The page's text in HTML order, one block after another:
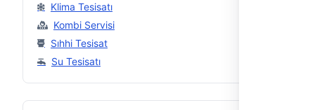
Klima Tesisatı
Kombi Servisi
Sıhhi Tesisat
Su Tesisatı